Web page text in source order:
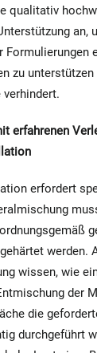
qualitativ
an,
Formulierungen
zu
erfahrenen
erfordert
werden.
wissen, wie
der
die
durchgeführt